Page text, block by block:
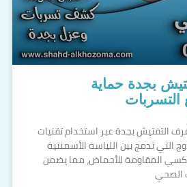
بجدة حماية
التسربات
التفتيش بجدة عبر استخدام تقنيات
التي تدمج بين اللياسة الأسمنتية
المقاومة للأحماض، مما يضمن
الصحي